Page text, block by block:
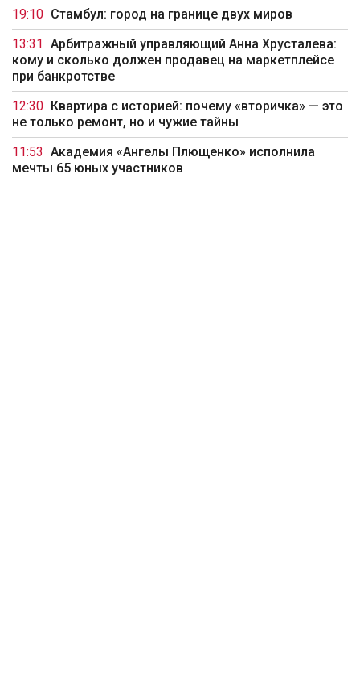
19:10 Стамбул: город на границе двух миров
13:31
Арбитражный управляющий Анна Хрусталева:
кому и сколько должен продавец на маркетплейсе
при банкротстве
12:30
Квартира с историей: почему «вторичка» — это
не только ремонт, но и чужие тайны
11:53 Академия «Ангелы Плющенко» исполнила
мечты 65 юных участников